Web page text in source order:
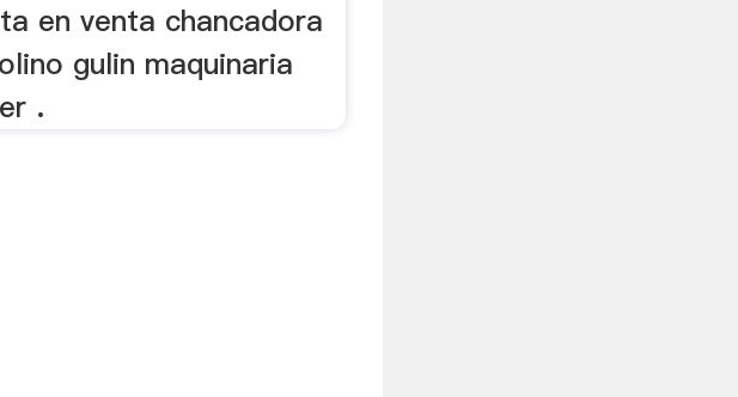
en venta chancadora
gulin maquinaria
.